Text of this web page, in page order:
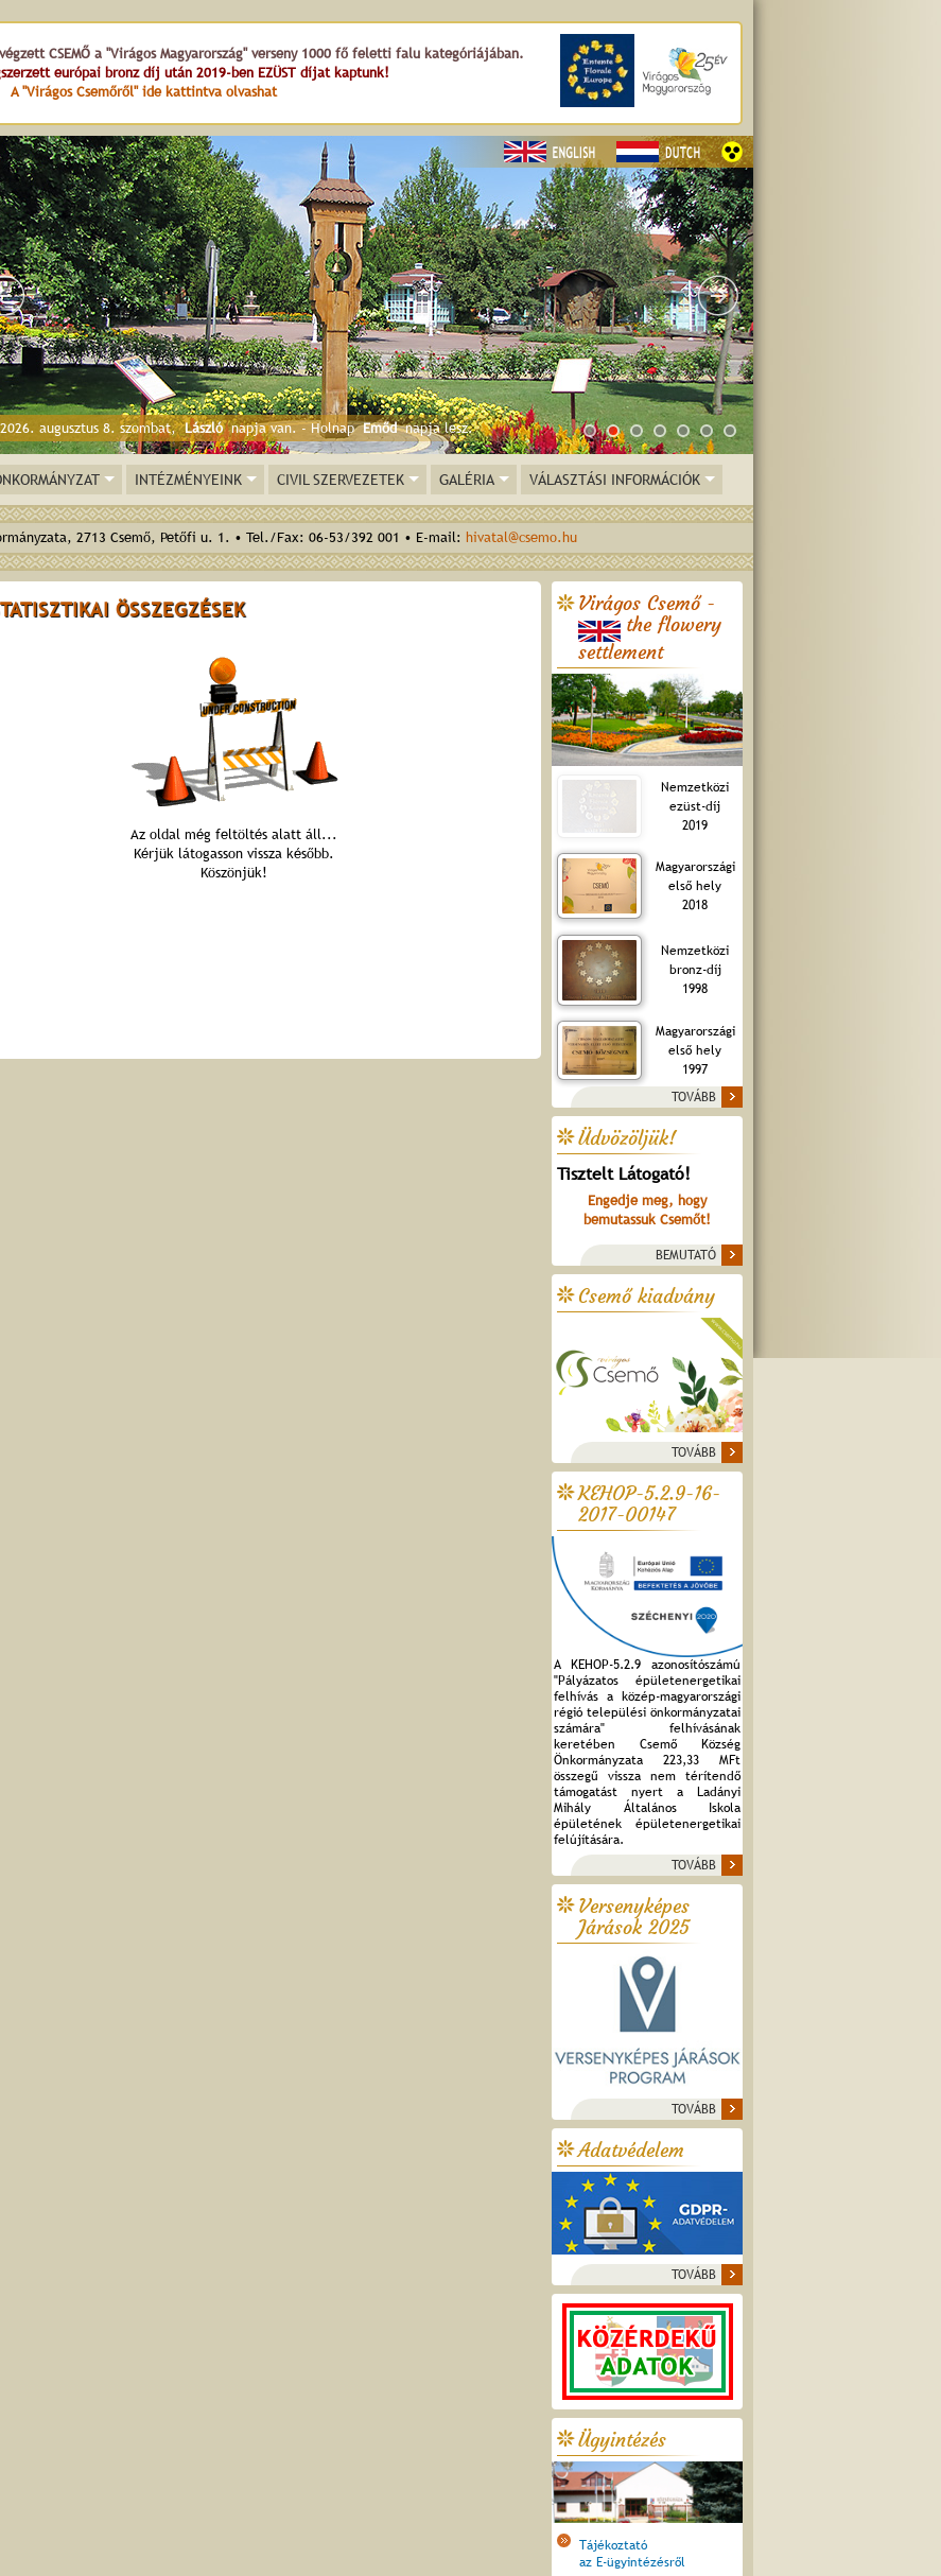
CSEMŐ a "Virágos Magyarország" verseny 1000 fő feletti falu kategóriájában.
európai bronz díj után 2019-ben EZÜST díjat kaptunk!
A "Virágos Csemőről" ide kattintva olvashat
augusztus 8. szombat, László napja van. - Holnap Emőd napja lesz.
Virágharang
INTÉZMÉNYEINK CIVIL SZERVEZETEK GALÉRIA VÁLASZTÁSI INFORMÁCIÓK
2713 Csemő, Petőfi u. 1. • Tel./Fax: 06-53/392 001 • E-mail: hivatal@csemo.hu
ÖSSZEGZÉSEK
Az oldal még feltöltés alatt áll...
Kérjük látogasson vissza később.
Köszönjük!
Virágos Csemő -
the flowery
settlement
Nemzetközi
ezüst-díj
2019
Magyarországi
első hely
2018
Nemzetközi
bronz-díj
1998
Magyarországi
első hely
1997
TOVÁBB
Üdvözöljük!
Tisztelt Látogató!
Engedje meg, hogy
bemutassuk Csemőt!
BEMUTATÓ
Csemő kiadvány
TOVÁBB
KEHOP-5.2.9-16-
2017-00147
A KEHOP-5.2.9 azonosítószámú
"Pályázatos épületenergetikai
felhívás a közép-magyarországi
régió települési önkormányzatai
számára" felhívásának
keretében Csemő Község
Önkormányzata 223,33 MFt
összegű vissza nem térítendő
támogatást nyert a Ladányi
Mihály Általános Iskola
épületének épületenergetikai
felújítására.
TOVÁBB
Versenyképes
Járások 2025
TOVÁBB
Adatvédelem
TOVÁBB
Ügyintézés
Tájékoztató
az E-ügyintézésről